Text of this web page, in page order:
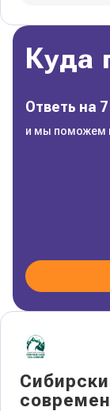
Куда
Ответь на
и мы поможем